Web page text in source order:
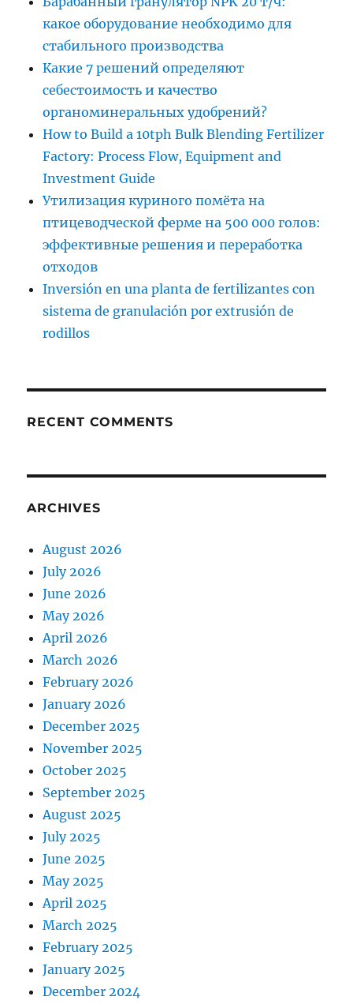
какое оборудование необходимо для
стабильного производства
Какие 7 решений определяют
себестоимость и качество
органоминеральных удобрений?
How to Build a 10tph Bulk Blending Fertilizer
Factory: Process Flow, Equipment and
Investment Guide
Утилизация куриного помёта на
птицеводческой ферме на 500 000 голов:
эффективные решения и переработка
отходов
Inversión en una planta de fertilizantes con
sistema de granulación por extrusión de
rodillos
RECENT COMMENTS
ARCHIVES
August 2026
July 2026
June 2026
May 2026
April 2026
March 2026
February 2026
January 2026
December 2025
November 2025
October 2025
September 2025
August 2025
July 2025
June 2025
May 2025
April 2025
March 2025
February 2025
January 2025
December 2024